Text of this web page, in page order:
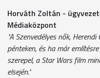
Horváth Zoltán -
Médiaközpont
"A Szenvedélyes nők,
pénteken, és ha már
szerepel, a Star Wars film
elsején."